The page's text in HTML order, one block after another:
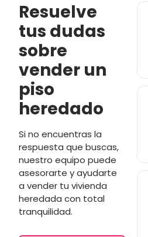
Resuelve
tus dudas
sobre
vender un
piso
heredado
Si no encuentras la
respuesta que buscas,
nuestro equipo puede
asesorarte y ayudarte
a vender tu vivienda
heredada con total
tranquilidad.